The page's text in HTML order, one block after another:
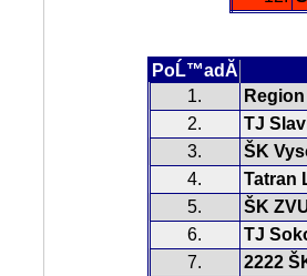
PoĹ™adĂ­
1.
2.
TJ
3.
ŠK
4.
Tatran
5.
ŠK
6.
TJ
7.
2222